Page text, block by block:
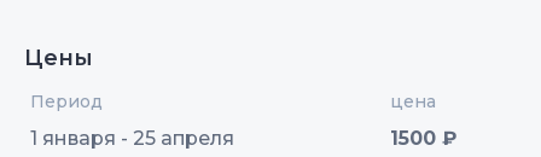
Цены
Период цена
1 января - 25 апреля 1500 ₽